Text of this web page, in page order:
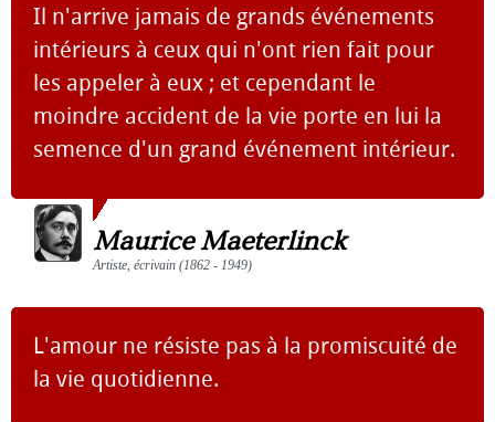
Il n'arrive jamais de grands événements
intérieurs à ceux qui n'ont rien fait pour
les appeler à eux ; et cependant le
moindre accident de la vie porte en lui la
semence d'un grand événement intérieur.
Maurice Maeterlinck
Artiste, écrivain (1862 - 1949)
L'amour ne résiste pas à la promiscuité de
la vie quotidienne.